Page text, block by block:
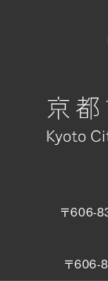
〒606-
〒606-